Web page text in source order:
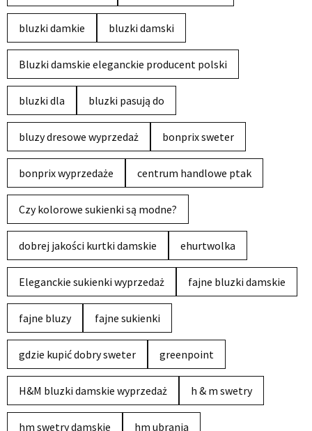
bluzki damkie bluzki damski
Bluzki damskie eleganckie producent polski
bluzki dla bluzki pasują do
bluzy dresowe wyprzedaż bonprix sweter
bonprix wyprzedaże centrum handlowe ptak
Czy kolorowe sukienki są modne?
dobrej jakości kurtki damskie ehurtwolka
Eleganckie sukienki wyprzedaż fajne bluzki damskie
fajne bluzy fajne sukienki
gdzie kupić dobry sweter greenpoint
H&M bluzki damskie wyprzedaż h & m swetry
hm swetry damskie hm ubrania